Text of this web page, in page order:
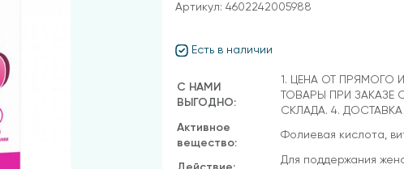
Есть в наличии
С НАМИ
ВЫГОДНО:
1. ЦЕНА ОТ ПРЯМОГО
ТОВАРЫ ПРИ
СКЛАДА. 4.
Активное
вещество:
Фолиевая кислота,
Для поддержания
Артикул: 4602242005988